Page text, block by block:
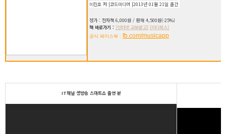
이진호 저 |코드미디어 |2013년 01월 21일 출간
정가 : 전자책 6,000원 / 판매 4,500원(-25%)
책 바로가기 : [인터넷 교보문고] [리디북스]
공식 페이스북 : fb.com/musicapp
IT채널 생방송 스마트쇼 출연 분